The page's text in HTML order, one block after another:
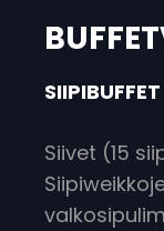
SIIPIBUFFET
Siivet (15